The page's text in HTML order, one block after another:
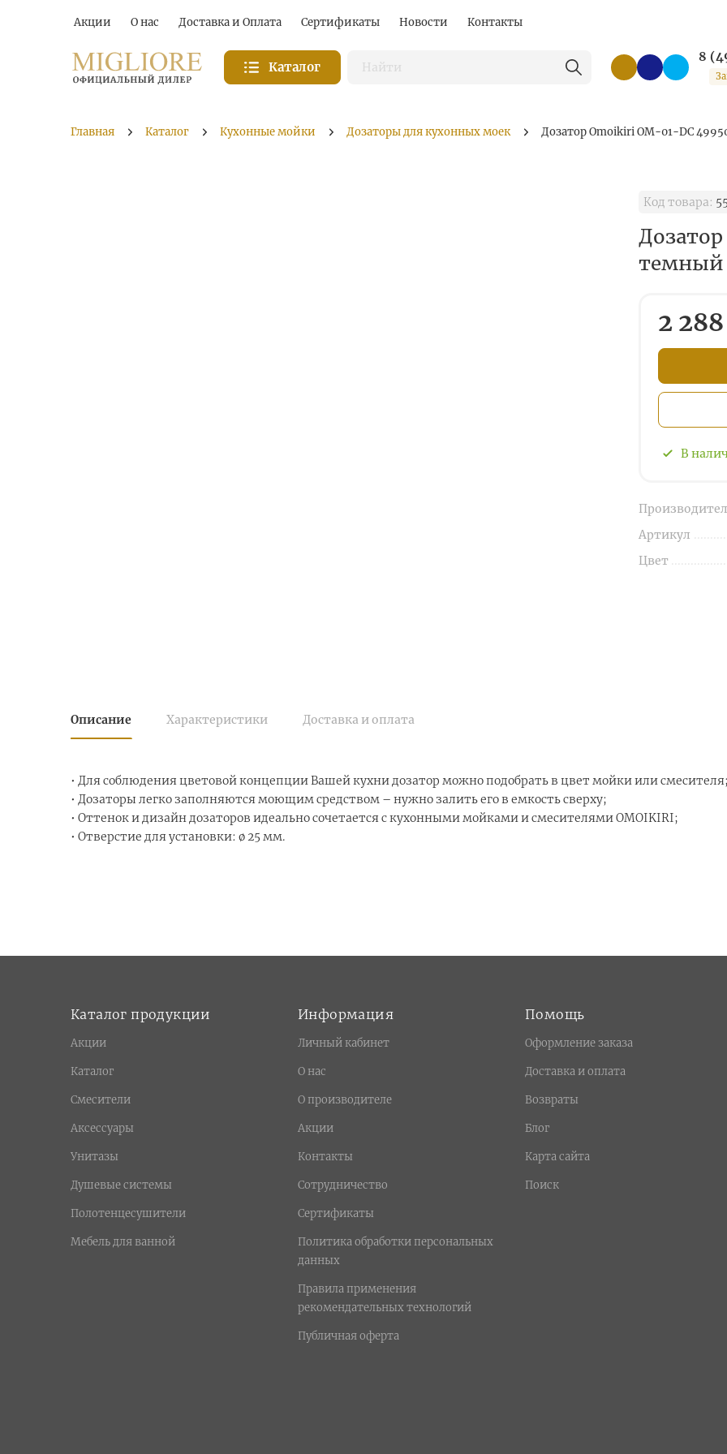
Акции О нас Доставка и Оплата Сертификаты Новости Контакты
Каталог
8
Главная Каталог Кухонные мойки Дозаторы для кухонных моек Дозатор Omoikiri OM-01-DC
Код товара:
темный
2
В
Артикул
Цвет
Описание Характеристики Доставка и оплата
• Для соблюдения цветовой концепции Вашей кухни дозатор можно подобрать в цвет мойки или
• Дозаторы легко заполняются моющим средством – нужно залить его в емкость сверху;
• Оттенок и дизайн дозаторов идеально сочетается с кухонными мойками и смесителями OMOIKIRI;
• Отверстие для установки: ø 25 мм.
Каталог продукции
Акции
Каталог
Смесители
Аксессуары
Унитазы
Душевые системы
Полотенцесушители
Мебель для ванной
Информация
Личный кабинет
О нас
О производителе
Акции
Контакты
Сотрудничество
Сертификаты
Политика обработки персональных
данных
Правила применения
рекомендательных технологий
Публичная оферта
Помощь
Оформление заказа
Доставка и оплата
Возвраты
Блог
Карта сайта
Поиск